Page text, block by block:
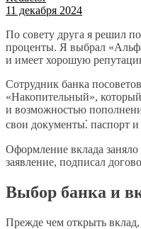
11 декабря 2024
По совету друга я решил
проценты. Я выбрал
и имеет хорошую
Сотрудник банка
«Накопительный»,
и возможностью
свои документы⁚ паспорт
Оформление вклада
заявление, подписал
Выбор банка и
Прежде чем открыть